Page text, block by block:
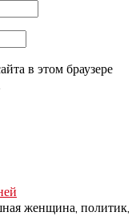
в этом браузере
женщина, политик,